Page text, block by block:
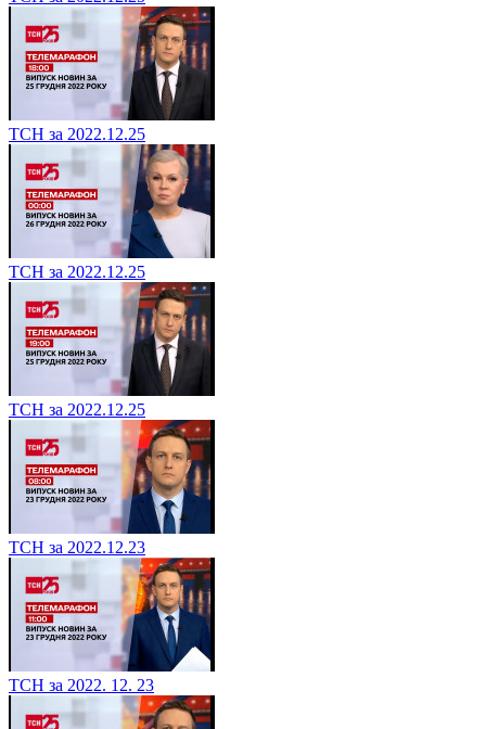
ТСН за 2022.12.25
ТСН за 2022.12.25
ТСН за 2022.12.25
ТСН за 2022.12.23
ТСН за 2022. 12. 23